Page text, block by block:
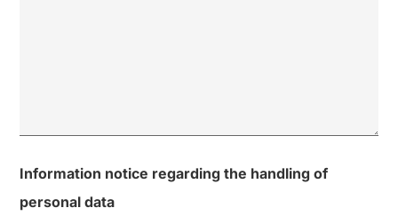
Information notice regarding the handling of
personal data